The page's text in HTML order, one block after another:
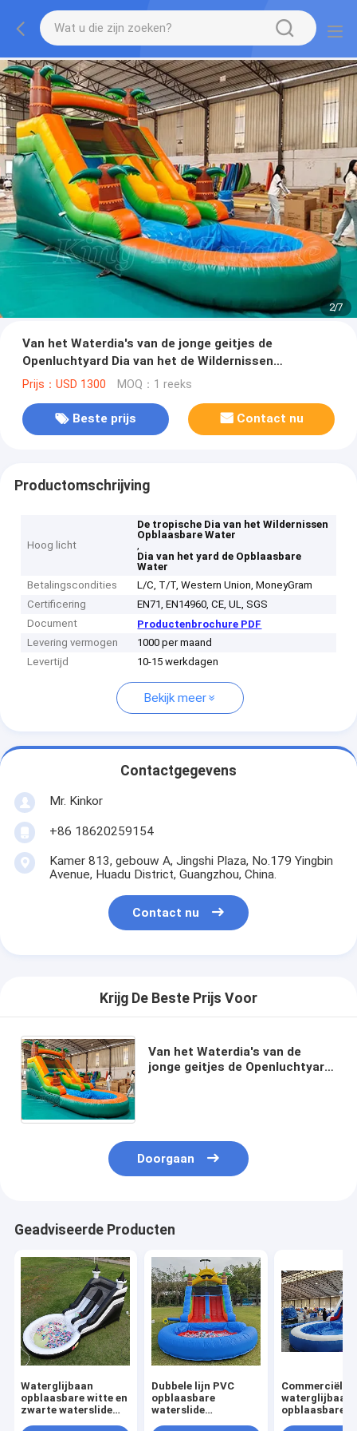
2/7
Van het Waterdia's van de jonge geitjes de
Openluchtyard Dia van het de Wildernissen
Opblaasbare Water Tropische met Pool
Prijs：USD 1300 MOQ：1 reeks
Beste prijs Contact nu
Productomschrijving
Hoog licht
De tropische Dia van het Wildernissen
Opblaasbare Water
,
Dia van het yard de Opblaasbare
Water
Betalingscondities
L/C, T/T, Western Union, MoneyGram
Certificering
EN71, EN14960, CE, UL, SGS
Document
Productenbrochure PDF
Levering vermogen
1000 per maand
Levertijd
10-15 werkdagen
Bekijk meer
Contactgegevens
Mr. Kinkor
+86 18620259154
Kamer 813, gebouw A, Jingshi Plaza, No.179 Yingbin
Avenue, Huadu District, Guangzhou, China.
Contact nu
Krijg De Beste Prijs Voor
Van het Waterdia's van de
jonge geitjes de Openluchtyard
Doorgaan
Geadviseerde Producten
Waterglijbaan
opblaasbare witte en
zwarte waterslide
Dubbele lijn PVC
opblaasbare
waterslide
Commerciële
waterglijbaan
opblaasbare